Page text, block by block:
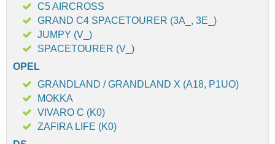
C5 AIRCROSS
GRAND C4 SPACETOURER (3A_, 3E_)
JUMPY (V_)
SPACETOURER (V_)
OPEL
GRANDLAND / GRANDLAND X (A18, P1UO)
MOKKA
VIVARO C (K0)
ZAFIRA LIFE (K0)